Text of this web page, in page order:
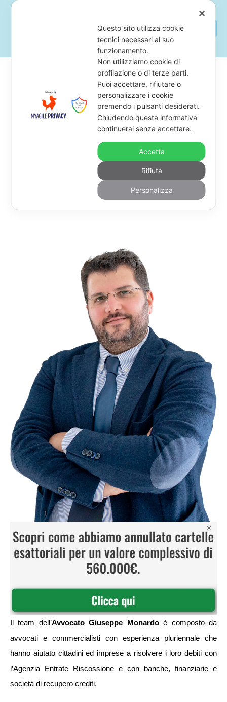
Chi Siamo E
Perché Lavoriamo
Al Minimo Tariffario
Per Etica Di Studio
Il team dell’Avvocato Giuseppe Monardoè composto da
avvocati e commercialisti con esperienza pluriennale che
hanno aiutato cittadini ed imprese a risolvere i loro debiti con
l’Agenzia Entrate Riscossione e con banche, finanziarie e
società di recupero crediti.
✕
Questo sito utilizza cookie
tecnici necessari al suo
funzionamento.
Non utilizziamo cookie di
profilazione o di terze parti.
Puoi accettare, rifiutare o
personalizzare i cookie
premendo i pulsanti desiderati.
Chiudendo questa informativa
continuerai senza accettare.
Accetta
Rifiuta
Personalizza